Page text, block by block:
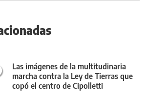
Las imágenes de la multitudinaria
marcha contra la Ley de Tierras que
copó el centro de Cipolletti